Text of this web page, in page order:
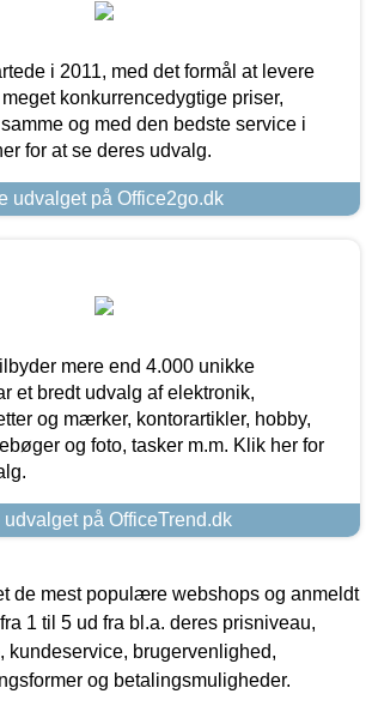
i 2011, med det formål at levere
konkurrencedygtige priser,
og med den bedste service i
for at se deres udvalg.
udvalget på Office2go.dk
mere end 4.000 unikke
et bredt udvalg af elektronik,
og mærker, kontorartikler, hobby,
og foto, tasker m.m. Klik her for
udvalget på OfficeTrend.dk
de mest populære webshops og anmeldt
1 til 5 ud fra bl.a. deres prisniveau,
kundeservice, brugervenlighed,
og betalingsmuligheder.